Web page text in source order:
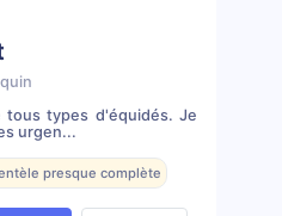
tous types d'équidés. Je
urgen...
presque complète